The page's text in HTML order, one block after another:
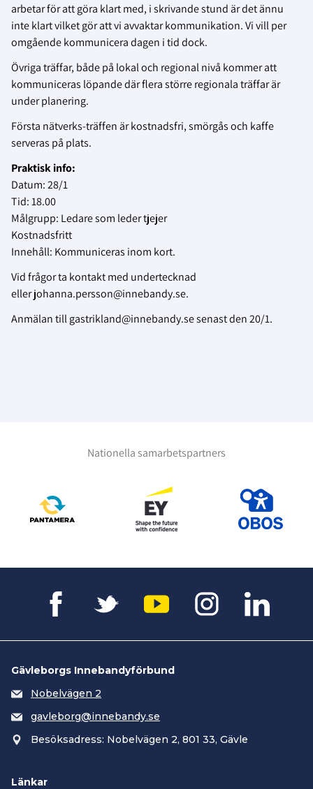
arbetar för att göra klart med, i skrivande stund är det ännu
inte klart vilket gör att vi avvaktar kommunikation. Vi vill per
omgående kommunicera dagen i tid dock.
Övriga träffar, både på lokal och regional nivå kommer att
kommuniceras löpande där flera större regionala träffar är
under planering.
Första nätverks-träffen är kostnadsfri, smörgås och kaffe
serveras på plats.
Praktisk info:
Datum: 28/1
Tid: 18.00
Målgrupp: Ledare som leder tjejer
Kostnadsfritt
Innehåll: Kommuniceras inom kort.
Vid frågor ta kontakt med undertecknad
eller johanna.persson@innebandy.se.
Anmälan till gastrikland@innebandy.se senast den 20/1.
Nationella samarbetspartners
Gävleborgs Innebandyförbund
Nobelvägen 2
gavleborg@innebandy.se
Besöksadress: Nobelvägen 2, 801 33, Gävle
Länkar